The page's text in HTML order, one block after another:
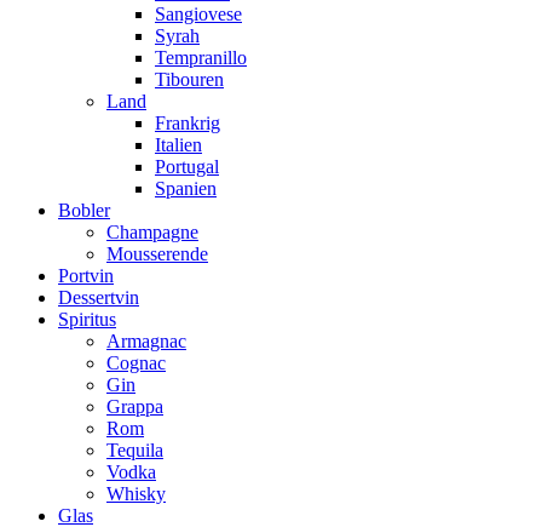
Sangiovese
Syrah
Tempranillo
Tibouren
Land
Frankrig
Italien
Portugal
Spanien
Bobler
Champagne
Mousserende
Portvin
Dessertvin
Spiritus
Armagnac
Cognac
Gin
Grappa
Rom
Tequila
Vodka
Whisky
Glas